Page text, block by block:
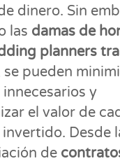
dinero. Sin
las damas de
planners
se pueden
y
el valor de
Desde
de